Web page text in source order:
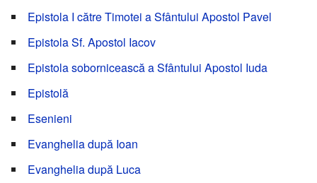
Epistola I către Timotei a Sfântului Apostol Pavel
Epistola Sf. Apostol Iacov
Epistola sobornicească a Sfântului Apostol Iuda
Epistolă
Esenieni
Evanghelia după Ioan
Evanghelia după Luca